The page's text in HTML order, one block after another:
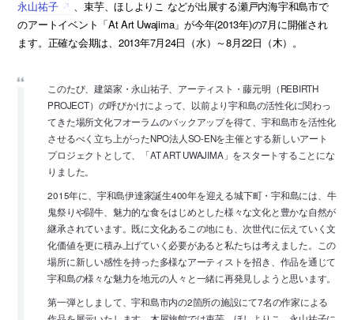
永山祐子
、束芋、ほしよりこ などが出展する瀬戸内海宇和島市で
のアートイベント「At Art Uwajima」が今年(2013年)の7月に開催され
ます。正確な会期は、2013年7月24日（水）～8月22日（木）。
このたび、建築家・永山祐子、アーティスト・藤元明（REBIRTH
PROJECT）の呼びかけによって、以前より宇和島の活性化に関わっ
てきた場所文化フオーラムのバックアップを得て、宇和島市を活性化
させるべく立ち上がったNPO法人SO-ENを主催とする新しいアート
プロジェクトとして、「AT ART UWAJIMA」をスタートすることにな
りました。
2015年に、宇和島伊達家誕生400年を迎える城下町・宇和島には、牛
鬼祭りや闘牛、魅力的な食をはじめとした様々な文化と豊かな自然が
継承されています。既に文化あるこの地にも、次世代に伝えていく文
化価値を更に積み上げていく必要があると私たちは考えました。この
場所に新しい感性を持った多様なアーティストを招き、作品を通じて
宇和島の様々な魅力を地元の人々と一緒に再発見しようと思います。
第一弾としまして、宇和島市内の2箇所の施設にて7名の作家による